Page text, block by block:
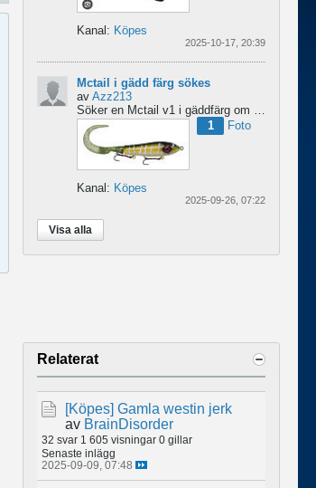
Kanal: Köpes
2025-10-17, 20:39
Mctail i gädd färg sökes
av Azz213
1
Foto
Kanal: Köpes
2025-09-26, 07:22
Visa alla
Relaterat
[Köpes] Gamla westin jerk
av BrainDisorder
32 svar 1 605 visningar 0 gillar
Senaste inlägg
2025-09-09, 07:48